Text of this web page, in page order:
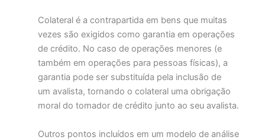
Colateral é a contrapartida em bens que muitas
vezes são exigidos como garantia em operações
de crédito. No caso de operações menores (e
também em operações para pessoas físicas), a
garantia pode ser substituída pela inclusão de
um avalista, tornando o colateral uma obrigação
moral do tomador de crédito junto ao seu avalista.
Outros pontos incluídos em um modelo de análise